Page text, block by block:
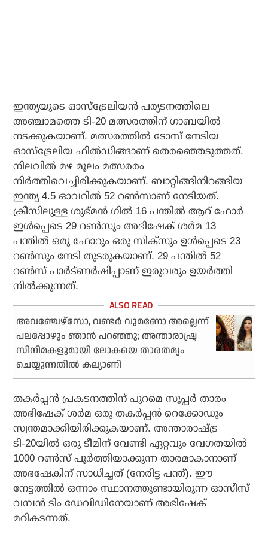
ഇന്ത്യയുടെ ഓസ്ട്രേലിയന്‍ പര്യടനത്തിലെ
അഞ്ചാമത്തെ ടി-20 മത്സരത്തിന് ഗാബയില്‍
നടക്കുകയാണ്. മത്സരത്തില്‍ ടോസ് നേടിയ
ഓസ്‌ട്രേലിയ ഫീല്‍ഡിങ്ങാണ് തെരഞ്ഞെടുത്തത്.
നിലവില്‍ മഴ മൂലം മത്സരരം
നിര്‍ത്തിവെച്ചിരിക്കുകയാണ്. ബാറ്റിങ്ങിനിറങ്ങിയ
ഇന്ത്യ 4.5 ഓവറില്‍ 52 റണ്‍സാണ് നേടിയത്.
ക്രീസിലുള്ള ശുഭ്മന്‍ ഗില്‍ 16 പന്തില്‍ ആറ് ഫോര്‍
ഇള്‍പ്പെടെ 29 റണ്‍സും അഭിഷേക് ശര്‍മ 13
പന്തില്‍ ഒരു ഫോറും ഒരു സിക്‌സും ഉള്‍പ്പെടെ 23
റണ്‍സും നേടി തുടരുകയാണ്. 29 പന്തില്‍ 52
റണ്‍സ് പാര്‍ട്ണര്‍ഷിപ്പാണ് ഇരുവരും ഉയര്‍ത്തി
നില്‍ക്കുന്നത്.
അവഞ്ചേഴ്‌സോ, വണ്ടര്‍ വുമണോ അല്ലെന്ന്
പലപ്പോഴും ഞാന്‍ പറഞ്ഞു; അന്താരാഷ്ട്ര
സിനിമകളുമായി ലോകയെ താരതമ്യം
ചെയ്യുന്നതില്‍ കല്യാണി
തകര്‍പ്പന്‍ പ്രകടനത്തിന് പുറമെ സൂപ്പര്‍ താരം
അഭിഷേക് ശര്‍മ ഒരു തകര്‍പ്പന്‍ റെക്കോഡും
സ്വന്തമാക്കിയിരിക്കുകയാണ്. അന്താരാഷ്ട്ര
ടി-20യില്‍ ഒരു ടീമിന് വേണ്ടി ഏറ്റവും വേഗതയില്‍
1000 റണ്‍സ് പൂര്‍ത്തിയാക്കുന്ന താരമാകാനാണ്
അഭഷേകിന് സാധിച്ചത് (നേരിട്ട പന്ത്). ഈ
നേട്ടത്തില്‍ ഒന്നാം സ്ഥാനത്തുണ്ടായിരുന്ന ഓസീസ്
വമ്പന്‍ ടിം ഡേവിഡിനേയാണ് അഭിഷേക്
മറികടന്നത്.